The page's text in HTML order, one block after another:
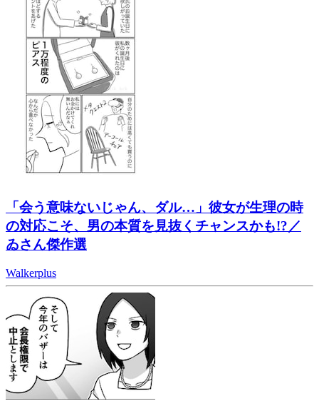
「会う意味ないじゃん、ダル…」彼女が生理の時
の対応こそ、男の本質を見抜くチャンスかも!?／
ゐさん傑作選
Walkerplus